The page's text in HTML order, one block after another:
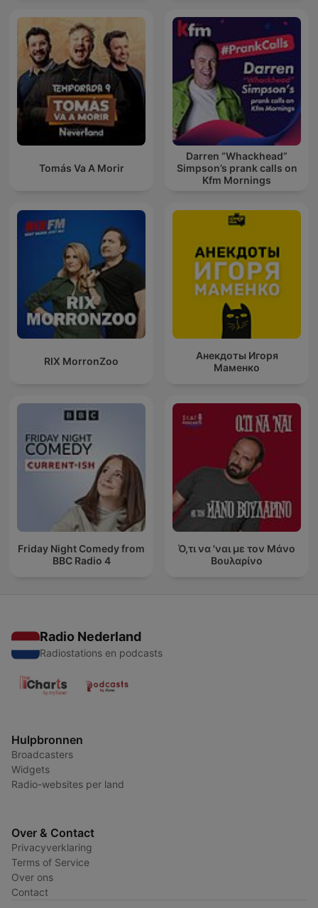
Tomás Va A Morir
Darren “Whackhead”
Simpson’s prank calls on
Kfm Mornings
RIX MorronZoo
Анекдоты Игоря
Маменко
Friday Night Comedy from
BBC Radio 4
Ό,τι να 'ναι με τον Μάνο
Βουλαρίνο
Radio Nederland
Radiostations en podcasts
Hulpbronnen
Broadcasters
Widgets
Radio-websites per land
Over & Contact
Privacyverklaring
Terms of Service
Over ons
Contact